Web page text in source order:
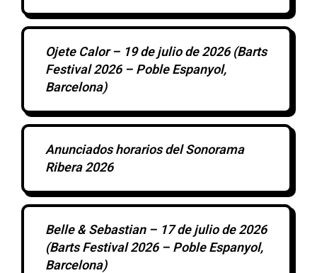
Ojete Calor – 19 de julio de 2026 (Barts
Festival 2026 – Poble Espanyol,
Barcelona)
Anunciados horarios del Sonorama
Ribera 2026
Belle & Sebastian – 17 de julio de 2026
(Barts Festival 2026 – Poble Espanyol,
Barcelona)